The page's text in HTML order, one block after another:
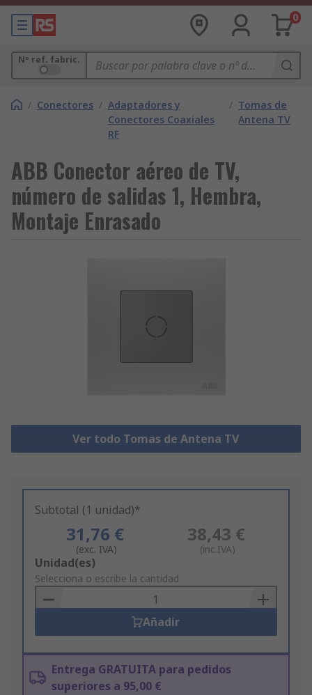
0
Nº ref. fabric.
/ Conectores / Adaptadores y
Conectores Coaxiales
RF
/ Tomas de
Antena TV
ABB Conector aéreo de TV,
número de salidas 1, Hembra,
Montaje Enrasado
Ver todo Tomas de Antena TV
Subtotal (1 unidad)*
31,76 €
(exc. IVA)
38,43 €
(inc.IVA)
Add
to
Basket
Unidad(es)
Selecciona o escribe la cantidad
Añadir
Entrega GRATUITA para pedidos
superiores a 95,00 €